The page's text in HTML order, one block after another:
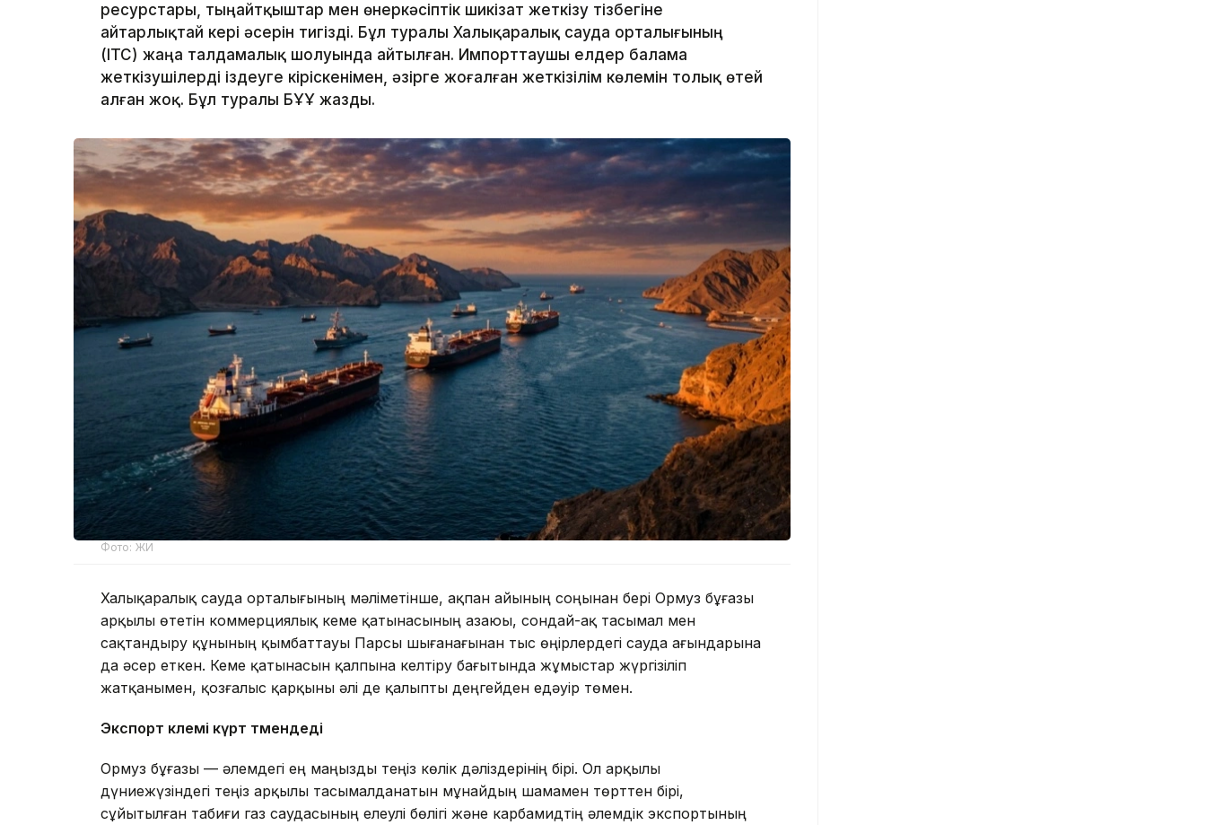
ресурстары, тыңайтқыштар мен өнеркәсіптік шикізат жеткізу тізбегіне
айтарлықтай кері әсерін тигізді. Бұл туралы Халықаралық сауда орталығының
(ITC) жаңа талдамалық шолуында айтылған. Импорттаушы елдер балама
жеткізушілерді іздеуге кіріскенімен, әзірге жоғалған жеткізілім көлемін толық өтей
алған жоқ. Бұл туралы БҰҰ жазды.
Фото: ЖИ
Халықаралық сауда орталығының мәліметінше, ақпан айының соңынан бері Ормуз бұғазы
арқылы өтетін коммерциялық кеме қатынасының азаюы, сондай-ақ тасымал мен
сақтандыру құнының қымбаттауы Парсы шығанағынан тыс өңірлердегі сауда ағындарына
да әсер еткен. Кеме қатынасын қалпына келтіру бағытында жұмыстар жүргізіліп
жатқанымен, қозғалыс қарқыны әлі де қалыпты деңгейден едәуір төмен.
Экспорт көлемі күрт төмендеді
Ормуз бұғазы — әлемдегі ең маңызды теңіз көлік дәліздерінің бірі. Ол арқылы
дүниежүзіндегі теңіз арқылы тасымалданатын мұнайдың шамамен төрттен бірі,
сұйытылған табиғи газ саудасының елеулі бөлігі және карбамидтің әлемдік экспортының